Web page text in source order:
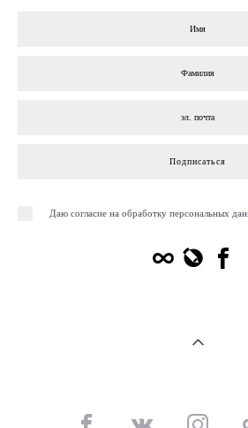
Подписаться
Даю согласие на обработку персональных